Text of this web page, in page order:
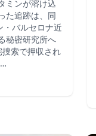
ミンが溶け込
た追跡は、同
・バルセロナ近
秘密研究所へ
索で押収され